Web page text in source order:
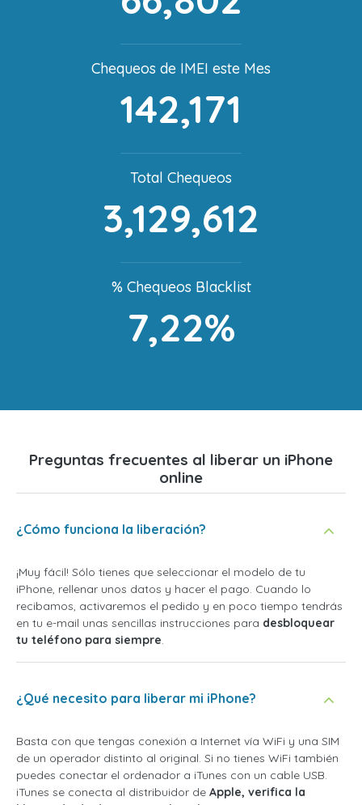
Chequeos de IMEI este Mes
142,171
Total Chequeos
3,129,612
% Chequeos Blacklist
7,22%
Preguntas frecuentes al liberar un iPhone
online
¿Cómo funciona la liberación?
¡Muy fácil! Sólo tienes que seleccionar el modelo de tu
iPhone, rellenar unos datos y hacer el pago. Cuando lo
recibamos, activaremos el pedido y en poco tiempo tendrás
en tu e-mail unas sencillas instrucciones para desbloquear
tu teléfono para siempre.
¿Qué necesito para liberar mi iPhone?
Basta con que tengas conexión a Internet vía WiFi y una SIM
de un operador distinto al original. Si no tienes WiFi también
puedes conectar el ordenador a iTunes con un cable USB.
iTunes se conecta al distribuidor de Apple, verifica la